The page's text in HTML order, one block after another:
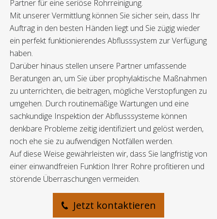
Partner für eine seriöse Rohrreinigung.
Mit unserer Vermittlung können Sie sicher sein, dass Ihr
Auftrag in den besten Händen liegt und Sie zügig wieder
ein perfekt funktionierendes Abflusssystem zur Verfügung
haben.
Darüber hinaus stellen unsere Partner umfassende
Beratungen an, um Sie über prophylaktische Maßnahmen
zu unterrichten, die beitragen, mögliche Verstopfungen zu
umgehen. Durch routinemäßige Wartungen und eine
sachkundige Inspektion der Abflusssysteme können
denkbare Probleme zeitig identifiziert und gelöst werden,
noch ehe sie zu aufwendigen Notfällen werden.
Auf diese Weise gewährleisten wir, dass Sie langfristig von
einer einwandfreien Funktion Ihrer Rohre profitieren und
störende Überraschungen vermeiden.
Jetzt kontaktieren